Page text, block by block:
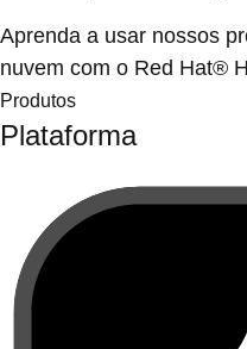
Aprenda a usar nossos
nuvem com o Red Hat®
Produtos
Plataforma